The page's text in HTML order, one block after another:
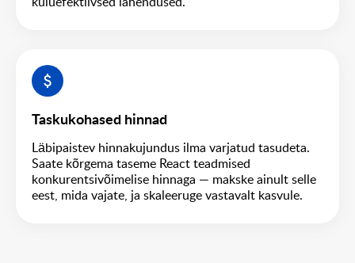
Taskukohased hinnad
Läbipaistev hinnakujundus ilma varjatud tasudeta.
Saate kõrgema taseme React teadmised
konkurentsivõimelise hinnaga — makske ainult selle
eest, mida vajate, ja skaleeruge vastavalt kasvule.